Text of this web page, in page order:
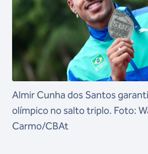
Almir Cunha dos Santos
olímpico no salto triplo. Foto:
Carmo/CBAt